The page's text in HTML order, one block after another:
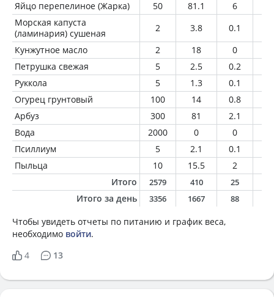
Яйцо перепелиное (Жарка) 50 81.1 6
Морская капуста
(ламинария) сушеная
2 3.8 0.1
Кунжутное масло
2 18 0
Петрушка свежая
5 2.5 0.2
Руккола
5 1.3 0.1
Огурец грунтовый
100 14 0.8
Арбуз
300 81 2.1
Вода
2000 0 0
Псиллиум
5 2.1 0.1
Пыльца
10 15.5 2
Итого
2579 410 25
Итого за день 3356 1667 88
Чтобы увидеть отчеты по питанию и график веса,
необходимо войти.
4
13